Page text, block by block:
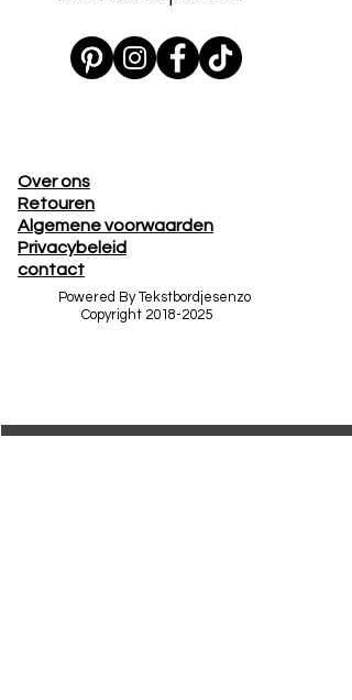
Over ons
Retouren
Algemene voorwaarden
Privacybeleid
contact
Powered By Tekstbordjesenzo
Copyright 2018-2025